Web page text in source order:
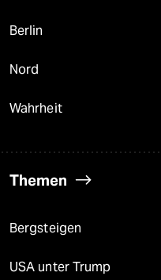
Berlin
Nord
Wahrheit
Themen
Bergsteigen
USA unter Trump